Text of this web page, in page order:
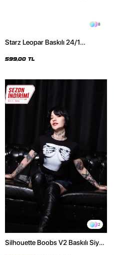
8
Starz Leopar Baskılı 24/1
599,00 TL
2
Silhouette Boobs V2 Baskılı Siyah